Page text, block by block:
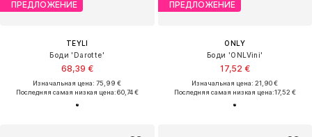
ПРЕДЛОЖЕНИЕ
TEYLI
Боди 'Darotte'
68,39 €
Изначальная цена: 75,99 €
Последняя самая низкая цена:60,74 €
ПРЕДЛОЖЕНИЕ
ONLY
Боди 'ONLVini'
17,52 €
Изначальная цена: 21,90 €
Последняя самая низкая цена:17,52 €